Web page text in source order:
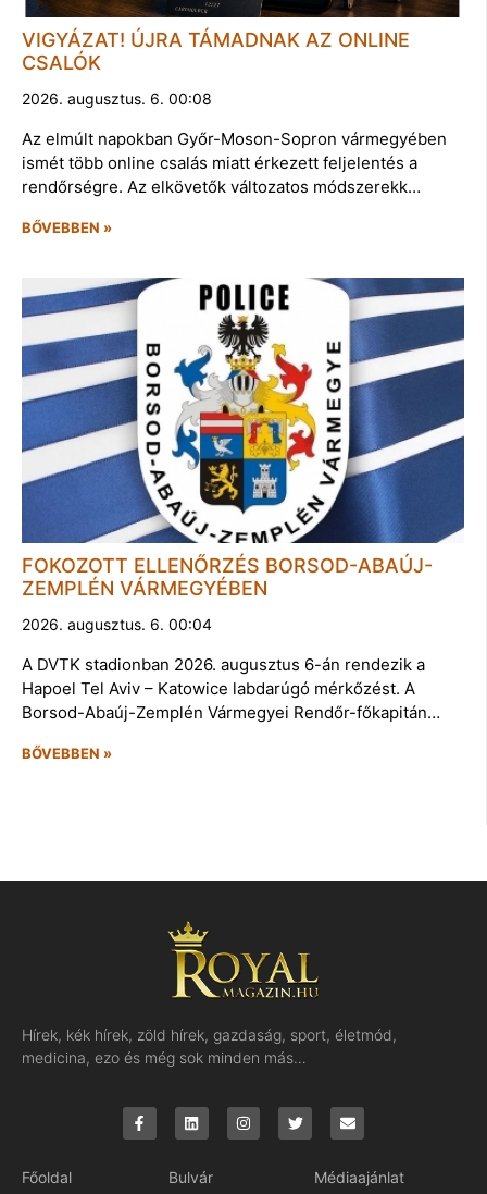
VIGYÁZAT! ÚJRA TÁMADNAK AZ ONLINE
CSALÓK
2026. augusztus. 6. 00:08
Az elmúlt napokban Győr-Moson-Sopron vármegyében
ismét több online csalás miatt érkezett feljelentés a
rendőrségre. Az elkövetők változatos módszerekk…
BŐVEBBEN »
FOKOZOTT ELLENŐRZÉS BORSOD-ABAÚJ-
ZEMPLÉN VÁRMEGYÉBEN
2026. augusztus. 6. 00:04
A DVTK stadionban 2026. augusztus 6-án rendezik a
Hapoel Tel Aviv – Katowice labdarúgó mérkőzést. A
Borsod-Abaúj-Zemplén Vármegyei Rendőr-főkapitán…
BŐVEBBEN »
Hírek, kék hírek, zöld hírek, gazdaság, sport, életmód,
medicina, ezo és még sok minden más…
Főoldal Bulvár Médiaajánlat